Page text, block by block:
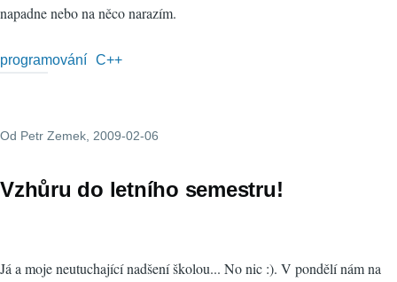
napadne nebo na něco narazím.
programování C++
Od Petr Zemek, 2009-02-06
Vzhůru do letního semestru!
Já a moje neutuchající nadšení školou... No nic :). V pondělí nám na